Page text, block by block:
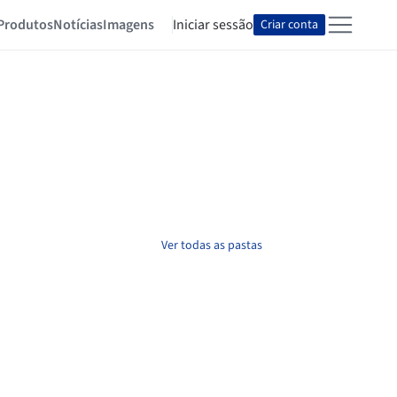
NotíciasImagens Iniciar sessão Criar conta
Ver todas as pastas